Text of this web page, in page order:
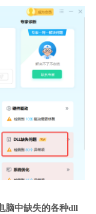
脑中缺失的各种dll